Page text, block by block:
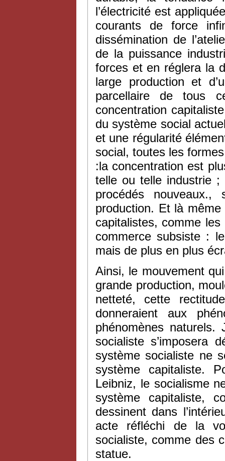
l’électricité est
courants de force
dissémination de
de la puissance
forces et en réglera la
large production et
parcellaire de tous
concentration
du système social
et une régularité
social, toutes les
:la concentration est
telle ou telle industrie ;
procédés
production. Et là
capitalistes, comme
commerce subsiste :
mais de plus en plus
Ainsi, le mouvement
grande production,
netteté, cette
donneraient aux
phénomènes
socialiste s’imposera
système socialiste ne
système capitaliste.
Leibniz, le socialisme
système capitaliste,
dessinent dans
acte réfléchi de la
socialiste, comme des
statue.